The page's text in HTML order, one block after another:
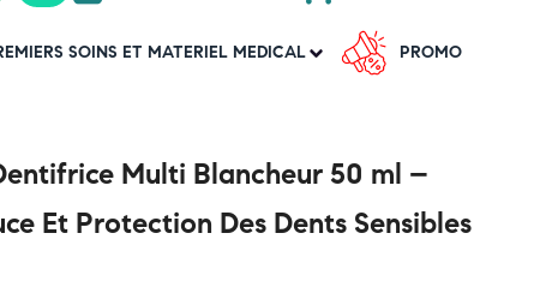
SOINS ET MATERIEL MEDICAL PROMO
Multi Blancheur 50 ml –
Et Protection Des Dents Sensibles